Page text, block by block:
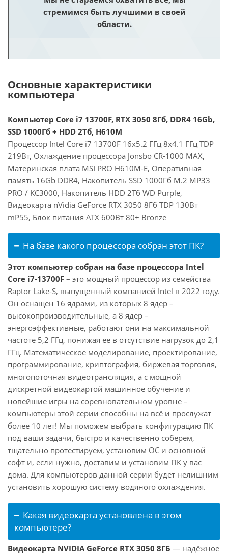
стремимся быть лучшими в своей
области.
Основные характеристики
компьютера
Компьютер Core i7 13700F, RTX 3050 8Гб, DDR4 16Gb,
SSD 1000Гб + HDD 2Тб, H610M
Процессор Intel Core i7 13700F 16x5.2 ГГц 8x4.1 ГГц TDP
219Вт, Охлаждение процессора Jonsbo CR-1000 MAX,
Материнская плата MSI PRO H610M-E, Оперативная
память 16Gb DDR4, Накопитель SSD 1000Гб M.2 MP33
PRO / KC3000, Накопитель HDD 2Тб WD Purple,
Видеокарта nVidia GeForce RTX 3050 8Гб TDP 130Вт
mP55, Блок питания ATX 600Вт 80+ Bronze
На базе какого процессора собран этот ПК?
Этот компьютер собран на базе процессора Intel
Core i7-13700F – это мощный процессор из семейства
Raptor Lake-S, выпущенный компанией Intel в 2022 году.
Он оснащен 16 ядрами, из которых 8 ядер –
высокопроизводительные, а 8 ядер –
энергоэффективные, работают они на максимальной
частоте 5,2 ГГц, понижая ее в отсутствие нагрузок до 2,1
ГГц. Математическое моделирование, проектирование,
программирование, криптография, биржевая торговля,
многопоточная видеотрансляция, а с мощной
дискретной видеокартой машинное обучение и
новейшие игры на соревновательном уровне –
компьютеры этой серии способны на всё и прослужат
более 10 лет! Мы поможем выбрать конфигурацию ПК
под ваши задачи, быстро и качественно соберем,
тщательно протестируем, установим ОС и основной
софт и, если нужно, доставим и установим ПК у вас
дома. Для компьютеров данной серии будет нелишним
установить хорошую систему водяного охлаждения.
Какая видеокарта установлена в этом
компьютере?
Видеокарта NVIDIA GeForce RTX 3050 8ГБ — надёжное